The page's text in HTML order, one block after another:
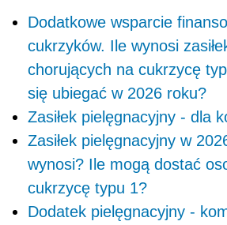
Dodatkowe wsparcie
cukrzyków. Ile wynosi
chorujących na cukrzycę
się ubiegać w 2026 roku?
Zasiłek pielęgnacyjny - dla
Zasiłek pielęgnacyjny w
wynosi? Ile mogą dostać
cukrzycę typu 1?
Dodatek pielęgnacyjny -